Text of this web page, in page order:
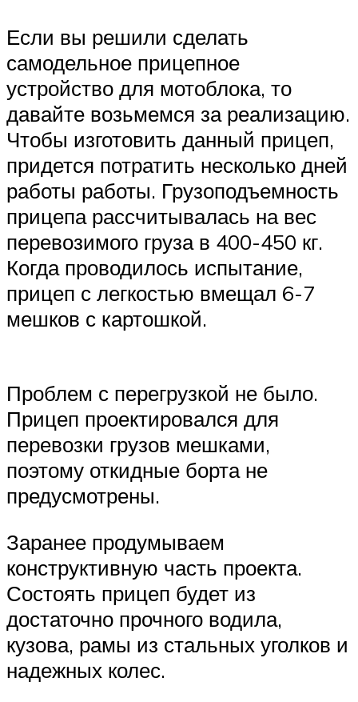
Если вы решили сделать
самодельное прицепное
устройство для мотоблока, то
давайте возьмемся за реализацию.
Чтобы изготовить данный прицеп,
придется потратить несколько дней
работы работы. Грузоподъемность
прицепа рассчитывалась на вес
перевозимого груза в 400-450 кг.
Когда проводилось испытание,
прицеп с легкостью вмещал 6-7
мешков с картошкой.
Проблем с перегрузкой не было.
Прицеп проектировался для
перевозки грузов мешками,
поэтому откидные борта не
предусмотрены.
Заранее продумываем
конструктивную часть проекта.
Состоять прицеп будет из
достаточно прочного водила,
кузова, рамы из стальных уголков и
надежных колес.